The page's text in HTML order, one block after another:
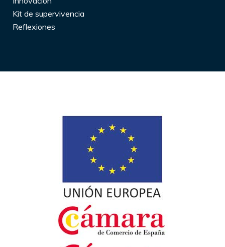
Kit de supervivencia
Reflexiones